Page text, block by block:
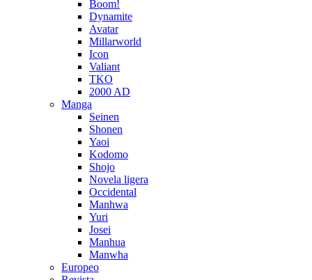
Boom!
Dynamite
Avatar
Millarworld
Icon
Valiant
TKO
2000 AD
Manga
Seinen
Shonen
Yaoi
Kodomo
Shojo
Novela ligera
Occidental
Manhwa
Yuri
Josei
Manhua
Manwha
Europeo